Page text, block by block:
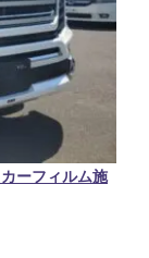
ーフィルム施